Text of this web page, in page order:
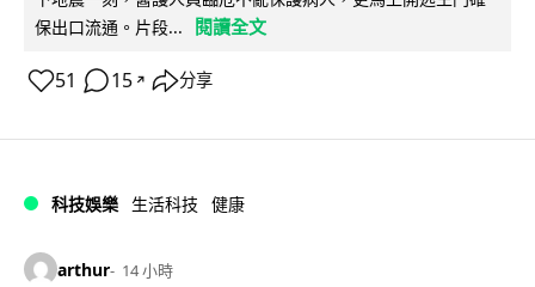
保出口流通。片段...
閱讀全文
51 15 ↗ 分享
科技娛樂 生活科技 健康
arthur 14 小時